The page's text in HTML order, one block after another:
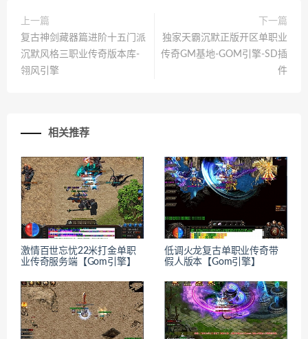
上一篇
复古神剑藏器篇进阶十五门派
沉默风格三职业传奇版本库-
翎风引擎
下一篇
独家天霸沉默正版开区单职业
传奇GM基地-GOM引擎-SD插
件
相关推荐
激情百世忘忧22米打金单职
业传奇服务端【Gom引擎】
低调火龙复古单职业传奇带
假人版本【Gom引擎】